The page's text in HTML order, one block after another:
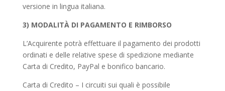
versione in lingua italiana.
3) MODALITÀ DI PAGAMENTO E RIMBORSO
L’Acquirente potrà effettuare il pagamento dei prodotti
ordinati e delle relative spese di spedizione mediante
Carta di Credito, PayPal e bonifico bancario.
Carta di Credito – I circuiti sui quali è possibile